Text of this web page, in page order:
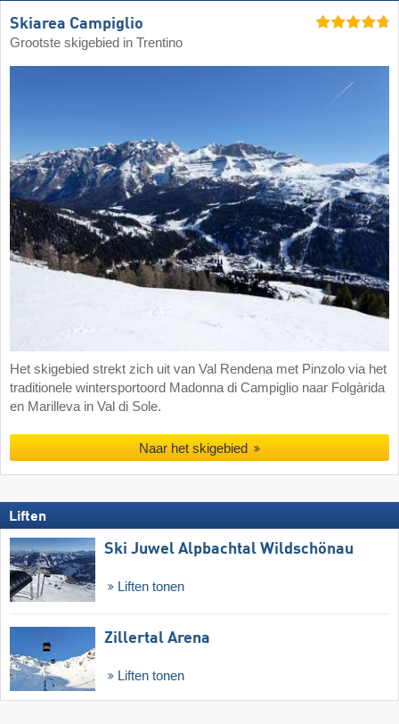
Skiarea Campiglio
Grootste skigebied in Trentino
Het skigebied strekt zich uit van Val Rendena met Pinzolo via het
traditionele wintersportoord Madonna di Campiglio naar Folgàrida
en Marilleva in Val di Sole.
Naar het skigebied
Liften
Ski Juwel Alpbachtal Wildschönau
Liften tonen
Zillertal Arena
Liften tonen